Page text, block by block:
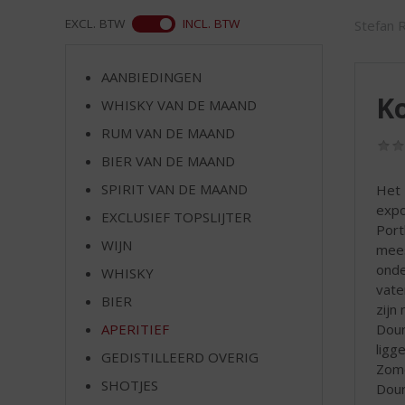
Stefan
Het
zijn
EXCL. BTW INCL. BTW
AANBIEDINGEN
WHISKY VAN DE MAAND
RUM VAN DE MAAND
BIER VAN DE MAAND
SPIRIT VAN DE MAAND
EXCLUSIEF TOPSLIJTER
WIJN
WHISKY
BIER
APERITIEF
GEDISTILLEERD OVERIG
SHOTJES